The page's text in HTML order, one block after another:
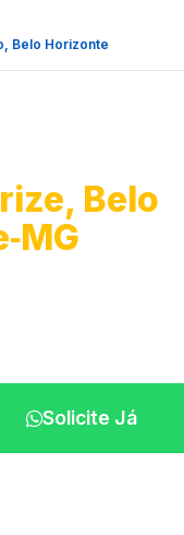
Belo Horizonte
Belo
Solicite Já